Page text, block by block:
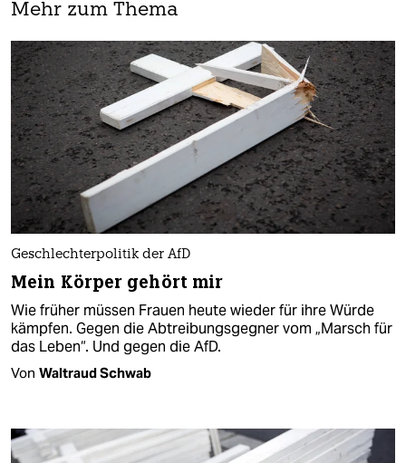
Mehr zum Thema
Geschlechterpolitik der AfD
Mein Körper gehört mir
Wie früher müssen Frauen heute wieder für ihre Würde
kämpfen. Gegen die Abtreibungsgegner vom „Marsch für
das Leben“. Und gegen die AfD.
Von Waltraud Schwab